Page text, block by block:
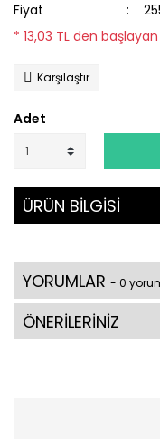
Fiyat
* 13,03 TL den
Karşılaştır
Adet
ÜRÜN BİLGİSİ
YORUMLAR - 0
ÖNERİLERİNİZ